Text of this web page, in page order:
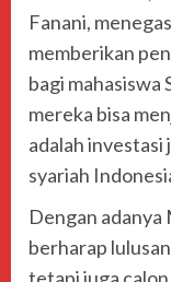
Fanani,
memberikan
bagi mahasiswa
mereka bisa
adalah investasi
syariah
Dengan adanya
berharap